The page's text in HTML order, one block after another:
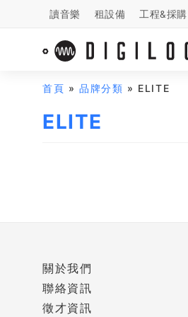
讀音樂 租設備 工程&採購
首頁 »品牌分類 » ELITE
ELITE
關於我們
聯絡資訊
徵才資訊